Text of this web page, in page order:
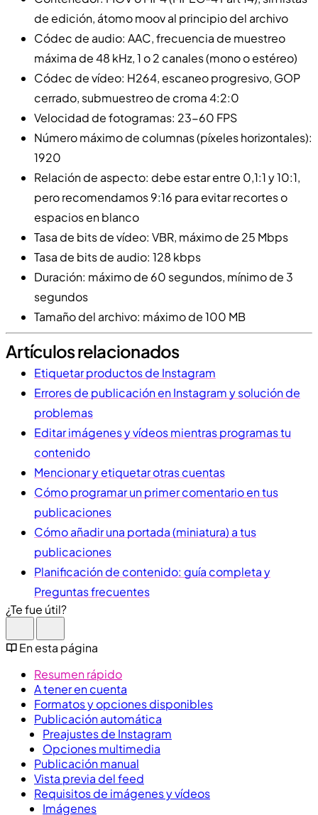
de edición, átomo moov al principio del archivo
Códec de audio: AAC, frecuencia de muestreo
máxima de 48 kHz, 1 o 2 canales (mono o estéreo)
Códec de vídeo: H264, escaneo progresivo, GOP
cerrado, submuestreo de croma 4:2:0
Velocidad de fotogramas: 23-60 FPS
Número máximo de columnas (píxeles horizontales):
1920
Relación de aspecto: debe estar entre 0,1:1 y 10:1,
pero recomendamos 9:16 para evitar recortes o
espacios en blanco
Tasa de bits de vídeo: VBR, máximo de 25 Mbps
Tasa de bits de audio: 128 kbps
Duración: máximo de 60 segundos, mínimo de 3
segundos
Tamaño del archivo: máximo de 100 MB
Artículos relacionados
Etiquetar productos de Instagram
Errores de publicación en Instagram y solución de
problemas
Editar imágenes y vídeos mientras programas tu
contenido
Mencionar y etiquetar otras cuentas
Cómo programar un primer comentario en tus
publicaciones
Cómo añadir una portada (miniatura) a tus
publicaciones
Planificación de contenido: guía completa y
Preguntas frecuentes
¿Te fue útil?
En esta página
Resumen rápido
A tener en cuenta
Formatos y opciones disponibles
Publicación automática
Preajustes de Instagram
Opciones multimedia
Publicación manual
Vista previa del feed
Requisitos de imágenes y vídeos
Imágenes